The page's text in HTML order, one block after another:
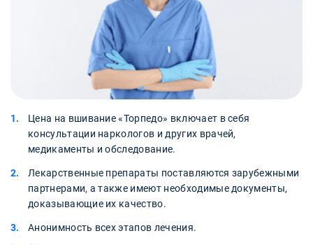
Цена на вшивание «Торпедо» включает в себя
консультации наркологов и других врачей,
медикаменты и обследование.
Лекарственные препараты поставляются зарубежными
партнерами, а также имеют необходимые документы,
доказывающие их качество.
Анонимность всех этапов лечения.